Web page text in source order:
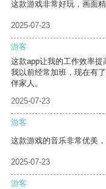
这款游戏非常好玩，画面精
2025-07-23
游客
这款app让我的工作效率提
我以前经常加班，现在有
伴家人。
2025-07-23
游客
这款游戏的音乐非常优美
2025-07-23
游客